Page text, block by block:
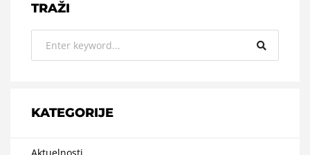
TRAŽI
KATEGORIJE